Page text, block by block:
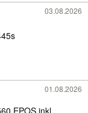
03.08.2026
01.08.2026